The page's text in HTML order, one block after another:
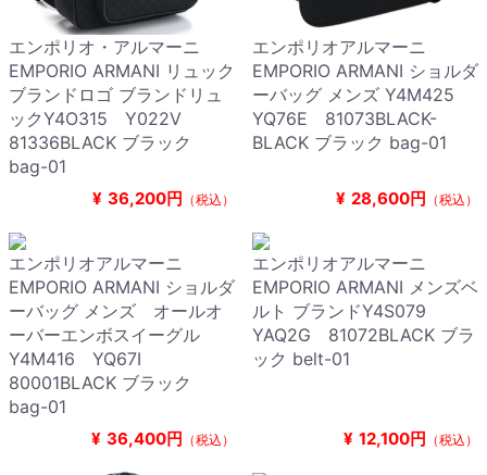
エンポリオ・アルマーニ
EMPORIO ARMANI リュック
ブランドロゴ ブランドリュ
ックY4O315 Y022V
81336BLACK ブラック
bag-01
¥ 36,200円 （税込）
エンポリオアルマーニ
EMPORIO ARMANI ショルダ
ーバッグ メンズ Y4M425
YQ76E 81073BLACK-
BLACK ブラック bag-01
¥ 28,600円 （税込）
エンポリオアルマーニ
EMPORIO ARMANI ショルダ
ーバッグ メンズ オールオ
ーバーエンボスイーグル
Y4M416 YQ67I
80001BLACK ブラック
bag-01
¥ 36,400円 （税込）
エンポリオアルマーニ
EMPORIO ARMANI メンズベ
ルト ブランドY4S079
YAQ2G 81072BLACK ブラ
ック belt-01
¥ 12,100円 （税込）